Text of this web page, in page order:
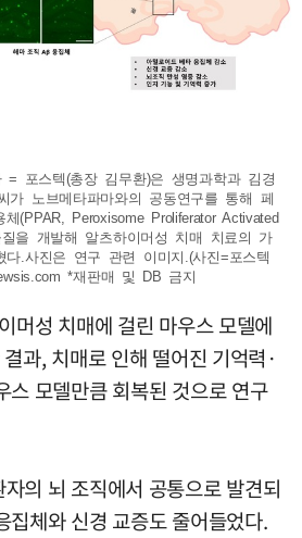
= 포스텍(총장 김무환)은 생명과학과 김경
가 노브메타파마와의 공동연구를 통해 페
(PPAR, Peroxisome Proliferator Activated
질을 개발해 알츠하이머성 치매 치료의 가
.사진은 연구 관련 이미지.(사진=포스텍
*재판매 및 DB 금지
머성 치매에 걸린 마우스 모델에
과, 치매로 인해 떨어진 기억력·
스 모델만큼 회복된 것으로 연구
의 뇌 조직에서 공통으로 발견되
집체와 신경 교증도 줄어들었다.